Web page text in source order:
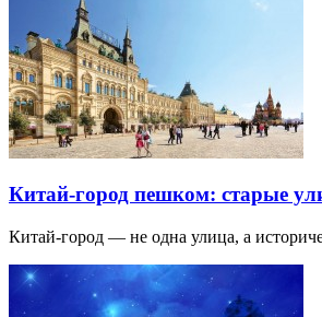
Китай-город пешком: старые
Китай-город — не одна улица, а